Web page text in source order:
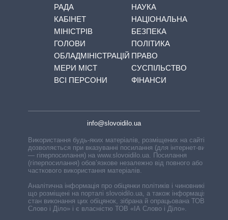
РАДА
КАБІНЕТ
МІНІСТРІВ
ГОЛОВИ
ОБЛАДМІНІСТРАЦІЙ
МЕРИ МІСТ
ВСІ ПЕРСОНИ
НАУКА
НАЦІОНАЛЬНА
БЕЗПЕКА
ПОЛІТИКА
ПРАВО
СУСПІЛЬСТВО
ФІНАНСИ
info@slovoidilo.ua
Використання будь-яких матеріалів, розміщених на сайті,
дозволяється при вказуванні посилання (для інтернет-видань
— гіперпосилання) на www.slovoidilo.ua. Посилання
(гіперпосилання) обов’язкове незалежно від повного або
часткового використання матеріалів.
Аналітична інформація про обіцянки політиків і чиновників,
що розміщені на порталі slovoidilo.ua, а також інформація про
стан виконання цих обіцянок, зібрана й опрацьована ТОВ «ІА
Слово і Діло» і є власністю ТОВ «ІА Слово і Діло».